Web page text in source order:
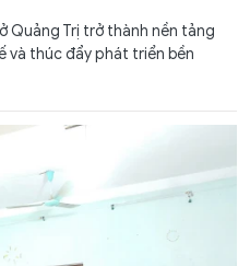
Quảng Trị trở thành nền tảng
và thúc đẩy phát triển bền